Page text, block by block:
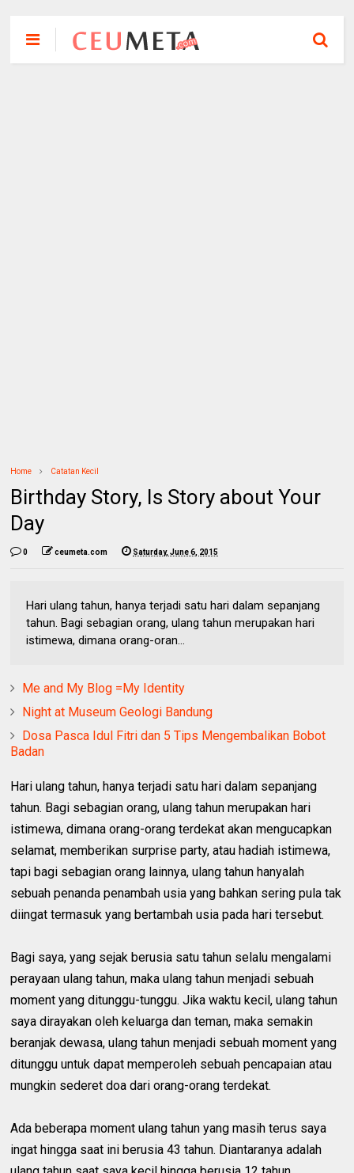
Home Catatan Kecil
Birthday Story, Is Story about Your
Day
0 ceumeta.com Saturday, June 6, 2015
Hari ulang tahun, hanya terjadi satu hari dalam sepanjang
tahun. Bagi sebagian orang, ulang tahun merupakan hari
istimewa, dimana orang-oran...
Me and My Blog =My Identity
Night at Museum Geologi Bandung
Dosa Pasca Idul Fitri dan 5 Tips Mengembalikan Bobot
Badan
Hari ulang tahun, hanya terjadi satu hari dalam sepanjang
tahun. Bagi sebagian orang, ulang tahun merupakan hari
istimewa, dimana orang-orang terdekat akan mengucapkan
selamat, memberikan surprise party, atau hadiah istimewa,
tapi bagi sebagian orang lainnya, ulang tahun hanyalah
sebuah penanda penambah usia yang bahkan sering pula tak
diingat termasuk yang bertambah usia pada hari tersebut.
Bagi saya, yang sejak berusia satu tahun selalu mengalami
perayaan ulang tahun, maka ulang tahun menjadi sebuah
moment yang ditunggu-tunggu. Jika waktu kecil, ulang tahun
saya dirayakan oleh keluarga dan teman, maka semakin
beranjak dewasa, ulang tahun menjadi sebuah moment yang
ditunggu untuk dapat memperoleh sebuah pencapaian atau
mungkin sederet doa dari orang-orang terdekat.
Ada beberapa moment ulang tahun yang masih terus saya
ingat hingga saat ini berusia 43 tahun. Diantaranya adalah